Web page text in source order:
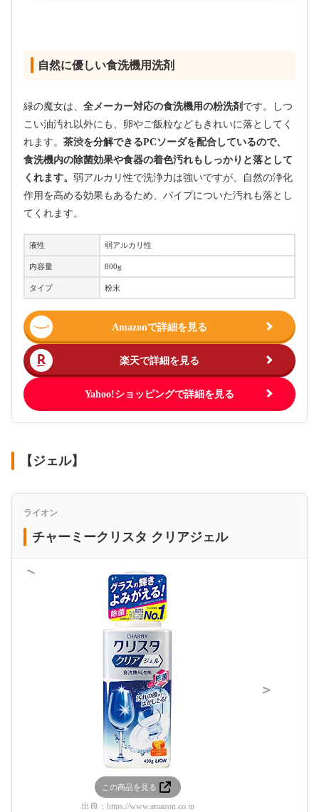
自然に優しい食洗機用洗剤
緑の魔女は、 全メーカー対応の食洗機用の粉洗剤 です。しつ
こい油汚れ以外にも、卵やご飯粒などもきれいに落としてく
れます。 茶渋を分解できるPC ソーダを配合しているので、
食洗機内の除菌効果や食器の着色汚れもしっかりと落として
くれます。 弱アルカリ性で洗浄力は強いですが、自然の浄化
作用を高める効果もあるため、パイプについた汚れも落とし
てくれます。
液性 弱アルカリ性
内容量 800g
タイプ 粉末
Amazonで詳細を見る
楽天で詳細を見る
Yahoo!ショッピングで詳細を見る
【ジェル】
ライオン
チャーミークリスタ クリアジェル
＜
この商品を見る
出典： https://www.amazon.co.jp
＞